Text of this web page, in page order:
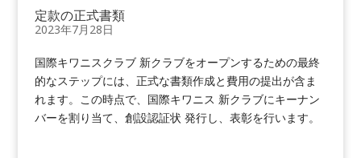
定款の正式書類
2023年7月28日
国際キワニスクラブ 新クラブをオープンするための最終
的なステップには、正式な書類作成と費用の提出が含ま
れます。この時点で、国際キワニス 新クラブにキーナン
バーを割り当て、創設認証状 発行し、表彰を行います。